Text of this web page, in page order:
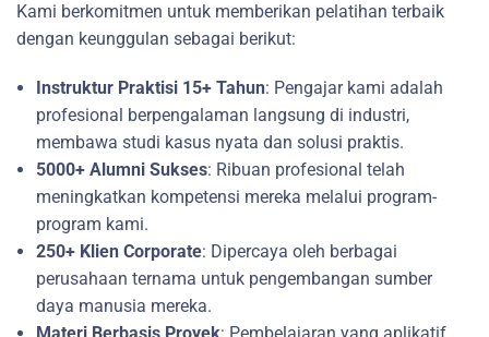
Kami berkomitmen untuk memberikan pelatihan terbaik
dengan keunggulan sebagai berikut:
Instruktur Praktisi 15+ Tahun: Pengajar kami adalah
profesional berpengalaman langsung di industri,
membawa studi kasus nyata dan solusi praktis.
5000+ Alumni Sukses: Ribuan profesional telah
meningkatkan kompetensi mereka melalui program-
program kami.
250+ Klien Corporate: Dipercaya oleh berbagai
perusahaan ternama untuk pengembangan sumber
daya manusia mereka.